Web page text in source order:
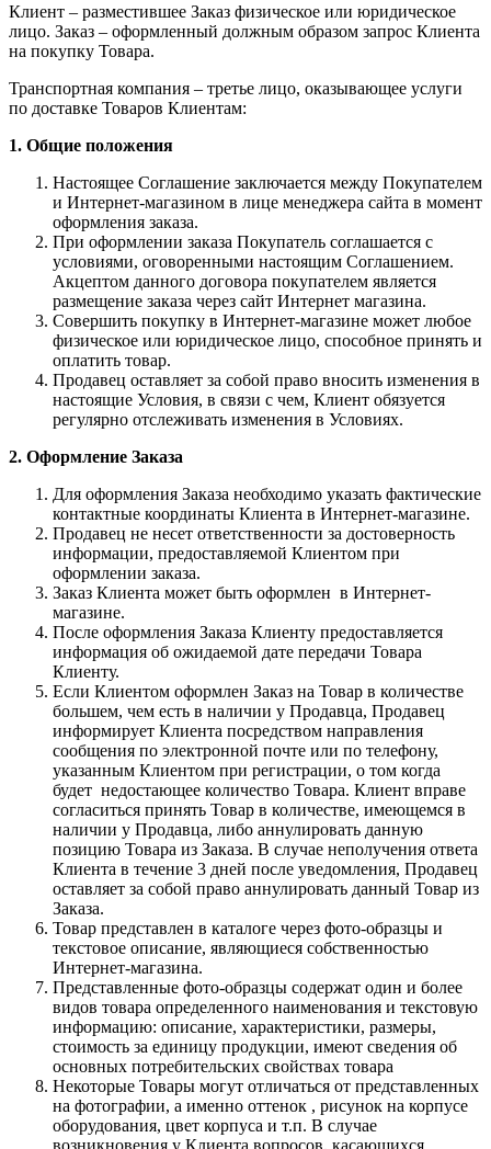
Клиент – разместившее Заказ физическое или юридическое
лицо. Заказ – оформленный должным образом запрос Клиента
на покупку Товара.
Транспортная компания – третье лицо, оказывающее услуги
по доставке Товаров Клиентам:
1. Общие положения
Настоящее Соглашение заключается между Покупателем
и Интернет-магазином в лице менеджера сайта в момент
оформления заказа.
При оформлении заказа Покупатель соглашается с
условиями, оговоренными настоящим Соглашением.
Акцептом данного договора покупателем является
размещение заказа через сайт Интернет магазина.
Совершить покупку в Интернет-магазине может любое
физическое или юридическое лицо, способное принять и
оплатить товар.
Продавец оставляет за собой право вносить изменения в
настоящие Условия, в связи с чем, Клиент обязуется
регулярно отслеживать изменения в Условиях.
2. Оформление Заказа
Для оформления Заказа необходимо указать фактические
контактные координаты Клиента в Интернет-магазине.
Продавец не несет ответственности за достоверность
информации, предоставляемой Клиентом при
оформлении заказа.
Заказ Клиента может быть оформлен в Интернет-
магазине.
После оформления Заказа Клиенту предоставляется
информация об ожидаемой дате передачи Товара
Клиенту.
Если Клиентом оформлен Заказ на Товар в количестве
большем, чем есть в наличии у Продавца, Продавец
информирует Клиента посредством направления
сообщения по электронной почте или по телефону,
указанным Клиентом при регистрации, о том когда
будет недостающее количество Товара. Клиент вправе
согласиться принять Товар в количестве, имеющемся в
наличии у Продавца, либо аннулировать данную
позицию Товара из Заказа. В случае неполучения ответа
Клиента в течение 3 дней после уведомления, Продавец
оставляет за собой право аннулировать данный Товар из
Заказа.
Товар представлен в каталоге через фото-образцы и
текстовое описание, являющиеся собственностью
Интернет-магазина.
Представленные фото-образцы содержат один и более
видов товара определенного наименования и текстовую
информацию: описание, характеристики, размеры,
стоимость за единицу продукции, имеют сведения об
основных потребительских свойствах товара
Некоторые Товары могут отличаться от представленных
на фотографии, а именно оттенок , рисунок на корпусе
оборудования, цвет корпуса и т.п. В случае
возникновения у Клиента вопросов, касающихся